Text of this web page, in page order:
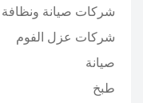
شركات صيانة ونظافة
شركات عزل الفوم
صيانة
طبخ